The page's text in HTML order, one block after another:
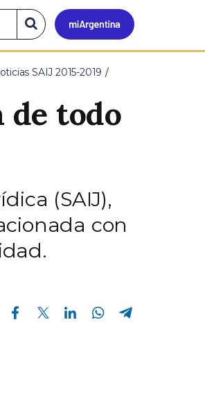
Mi
Buscar
en
el
sitio
SAIJ 2015-2019
de todo
(SAIJ),
con
Compartir en Facebook Compartir en Twitter Compartir en Linkedin Compartir en Whatsapp